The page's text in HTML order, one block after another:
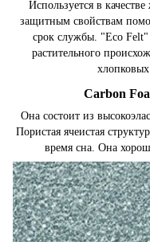
Используется в
защитным свойствам
срок службы. "Eco Felt"
растительного
Carbon
Она состоит из
Пористая ячеистая
время сна. Она